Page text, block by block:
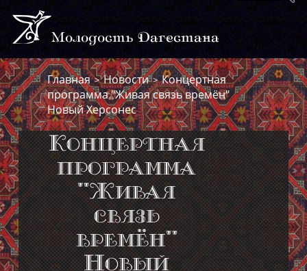
Молодость Дагестана
Главная>Новости>Концертная
программа "Живая связь времён"
Новый Херсонес
Концертная
программа
"Живая
связь
времён"
Новый